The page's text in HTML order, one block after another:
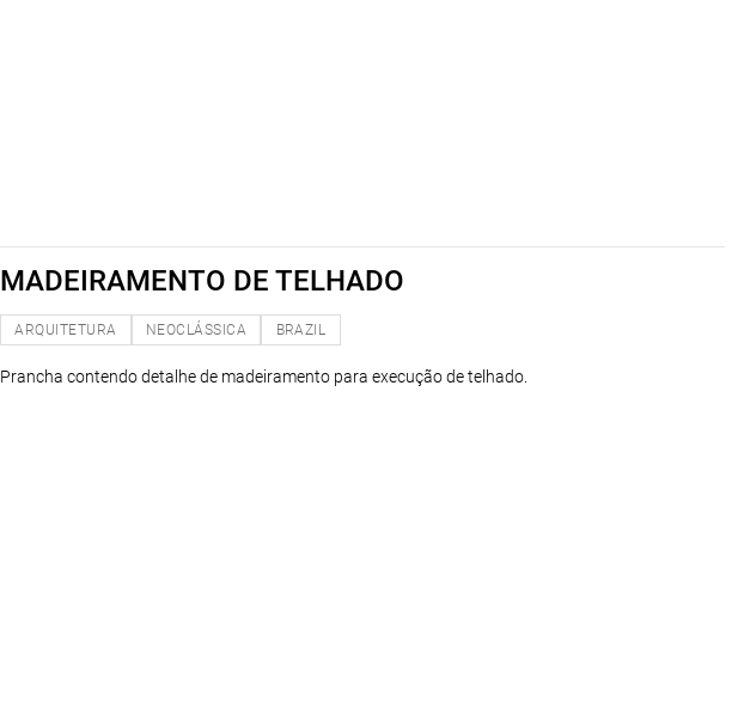
MADEIRAMENTO DE TELHADO
ARQUITETURA NEOCLÁSSICA BRAZIL
Prancha contendo detalhe de madeiramento para execução de telhado.